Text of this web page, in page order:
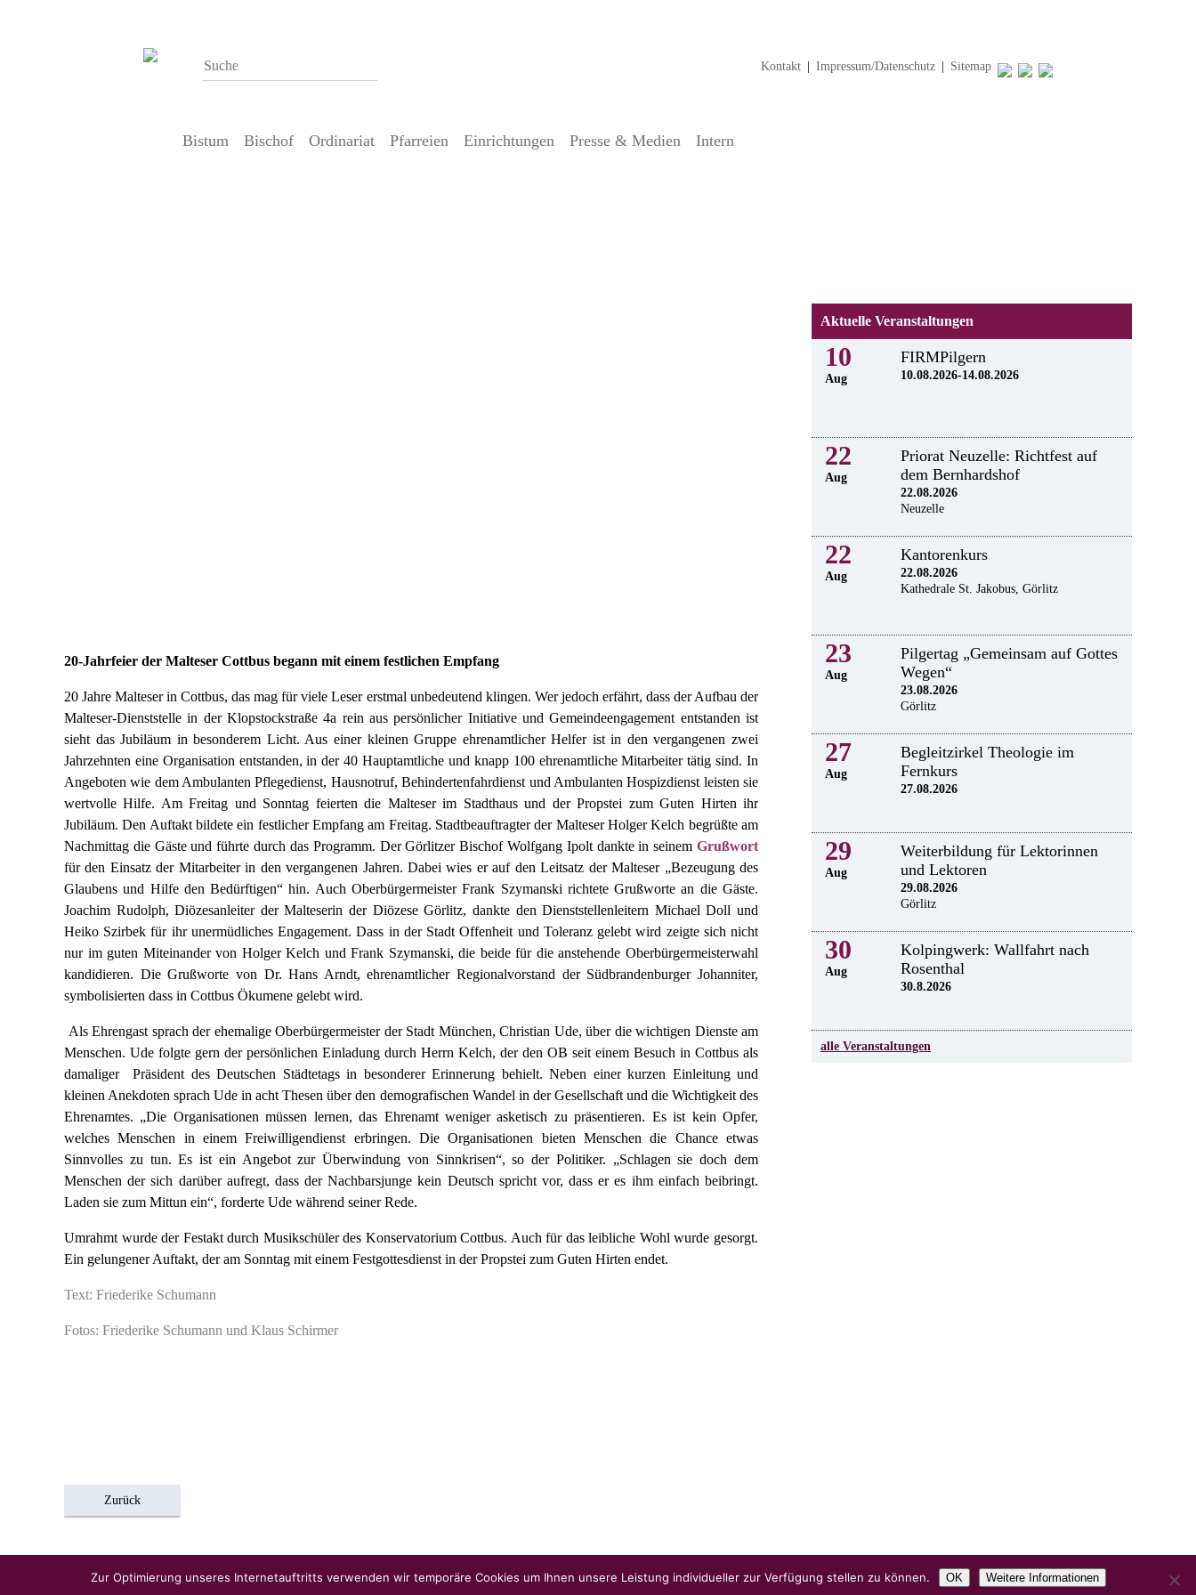
Kontakt Impressum/Datenschutz Sitemap
Bistum Bischof Ordinariat Pfarreien Einrichtungen Presse & Medien Intern
20-Jahrfeier der Malteser Cottbus begann mit einem festlichen Empfang
20 Jahre Malteser in Cottbus, das mag für viele Leser erstmal unbedeutend klingen. Wer jedoch erfährt, dass der Aufbau der
Malteser-Dienststelle in der Klopstockstraße 4a rein aus persönlicher Initiative und Gemeindeengagement entstanden ist
sieht das Jubiläum in besonderem Licht. Aus einer kleinen Gruppe ehrenamtlicher Helfer ist in den vergangenen zwei
Jahrzehnten eine Organisation entstanden, in der 40 Hauptamtliche und knapp 100 ehrenamtliche Mitarbeiter tätig sind. In
Angeboten wie dem Ambulanten Pflegedienst, Hausnotruf, Behindertenfahrdienst und Ambulanten Hospizdienst leisten sie
wertvolle Hilfe. Am Freitag und Sonntag feierten die Malteser im Stadthaus und der Propstei zum Guten Hirten ihr
Jubiläum. Den Auftakt bildete ein festlicher Empfang am Freitag. Stadtbeauftragter der Malteser Holger Kelch begrüßte am
Nachmittag die Gäste und führte durch das Programm. Der Görlitzer Bischof Wolfgang Ipolt dankte in seinem Grußwort
für den Einsatz der Mitarbeiter in den vergangenen Jahren. Dabei wies er auf den Leitsatz der Malteser „Bezeugung des
Glaubens und Hilfe den Bedürftigen“ hin. Auch Oberbürgermeister Frank Szymanski richtete Grußworte an die Gäste.
Joachim Rudolph, Diözesanleiter der Malteserin der Diözese Görlitz, dankte den Dienststellenleitern Michael Doll und
Heiko Szirbek für ihr unermüdliches Engagement. Dass in der Stadt Offenheit und Toleranz gelebt wird zeigte sich nicht
nur im guten Miteinander von Holger Kelch und Frank Szymanski, die beide für die anstehende Oberbürgermeisterwahl
kandidieren. Die Grußworte von Dr. Hans Arndt, ehrenamtlicher Regionalvorstand der Südbrandenburger Johanniter,
symbolisierten dass in Cottbus Ökumene gelebt wird.
Als Ehrengast sprach der ehemalige Oberbürgermeister der Stadt München, Christian Ude, über die wichtigen Dienste am
Menschen. Ude folgte gern der persönlichen Einladung durch Herrn Kelch, der den OB seit einem Besuch in Cottbus als
damaliger Präsident des Deutschen Städtetags in besonderer Erinnerung behielt. Neben einer kurzen Einleitung und
kleinen Anekdoten sprach Ude in acht Thesen über den demografischen Wandel in der Gesellschaft und die Wichtigkeit des
Ehrenamtes. „Die Organisationen müssen lernen, das Ehrenamt weniger asketisch zu präsentieren. Es ist kein Opfer,
welches Menschen in einem Freiwilligendienst erbringen. Die Organisationen bieten Menschen die Chance etwas
Sinnvolles zu tun. Es ist ein Angebot zur Überwindung von Sinnkrisen“, so der Politiker. „Schlagen sie doch dem
Menschen der sich darüber aufregt, dass der Nachbarsjunge kein Deutsch spricht vor, dass er es ihm einfach beibringt.
Laden sie zum Mittun ein“, forderte Ude während seiner Rede.
Umrahmt wurde der Festakt durch Musikschüler des Konservatorium Cottbus. Auch für das leibliche Wohl wurde gesorgt.
Ein gelungener Auftakt, der am Sonntag mit einem Festgottesdienst in der Propstei zum Guten Hirten endet.
Text: Friederike Schumann
Fotos: Friederike Schumann und Klaus Schirmer
Zurück
Aktuelle Veranstaltungen
10
Aug
FIRMPilgern
10.08.2026-14.08.2026
22
Aug
Priorat Neuzelle: Richtfest auf
dem Bernhardshof
22.08.2026
Neuzelle
22
Aug
Kantorenkurs
22.08.2026
Kathedrale St. Jakobus, Görlitz
23
Aug
Pilgertag „Gemeinsam auf Gottes
Wegen“
23.08.2026
Görlitz
27
Aug
Begleitzirkel Theologie im
Fernkurs
27.08.2026
29
Aug
Weiterbildung für Lektorinnen
und Lektoren
29.08.2026
Görlitz
30
Aug
Kolpingwerk: Wallfahrt nach
Rosenthal
30.8.2026
alle Veranstaltungen
Zur Optimierung unseres Internetauftritts verwenden wir temporäre Cookies um Ihnen unsere Leistung individueller zur Verfügung stellen zu können. OK Weitere Informationen